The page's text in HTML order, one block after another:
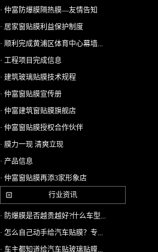
· 仲富防爆膜隔热膜—友情告知
· 居家窗贴膜利益保护制度
· 顺利完成黄浦区体育中心幕墙...
· 工程项目完成信息
· 建筑玻璃贴膜技术规程
· 仲富窗贴膜宣传册
· 仲富建筑窗贴膜旗舰店
· 仲富窗贴膜授权合作伙伴
· 膜力一现 清爽立现
· 产品信息
· 仲富窗贴膜再添3家形象店
行业资讯
· 防爆膜是否越贵越好?什么车型...
· 怎么自己动手给汽车贴膜？专...
· 车主都知道给汽车贴玻璃贴膜...